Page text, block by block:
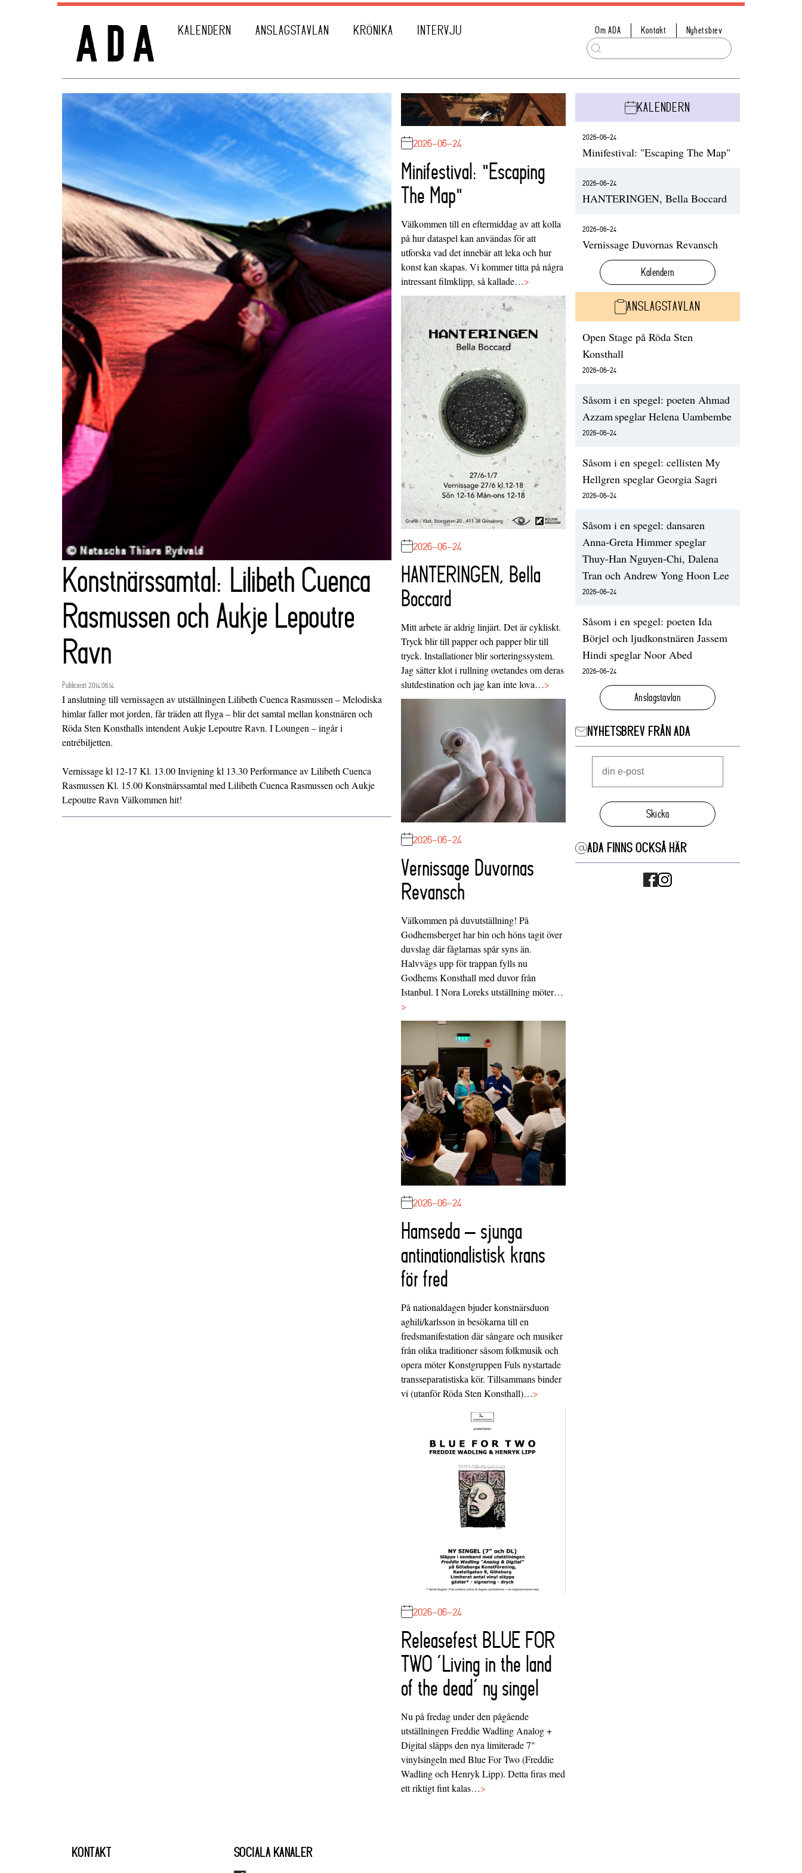
KALENDERN ANSLAGSTAVLAN KRÖNIKA INTERVJU Om ADA Kontakt Nyhetsbrev
Konstnärssamtal: Lilibeth Cuenca
Rasmussen och Aukje Lepoutre
Ravn
Publicerat 2014.06.14
I anslutning till vernissagen av utställningen Lilibeth Cuenca Rasmussen – Melodiska
himlar faller mot jorden, får träden att flyga – blir det samtal mellan konstnären och
Röda Sten Konsthalls intendent Aukje Lepoutre Ravn. I Loungen – ingår i
entrébiljetten.
Vernissage kl 12-17 Kl. 13.00 Invigning kl 13.30 Performance av Lilibeth Cuenca
Rasmussen Kl. 15.00 Konstnärssamtal med Lilibeth Cuenca Rasmussen och Aukje
Lepoutre Ravn Välkommen hit!
2026-06-24
Minifestival: "Escaping
The Map"
Välkommen till en eftermiddag av att kolla
på hur dataspel kan användas för att
utforska vad det innebär att leka och hur
konst kan skapas. Vi kommer titta på några
intressant filmklipp, så kallade…>
2026-06-24
HANTERINGEN, Bella
Boccard
Mitt arbete är aldrig linjärt. Det är cykliskt.
Tryck blir till papper och papper blir till
tryck. Installationer blir sorteringssystem.
Jag sätter klot i rullning ovetandes om deras
slutdestination och jag kan inte lova…>
2026-06-24
Vernissage Duvornas
Revansch
Välkommen på duvutställning! På
Godhemsberget har bin och höns tagit över
duvslag där fåglarnas spår syns än.
Halvvägs upp för trappan fylls nu
Godhems Konsthall med duvor från
Istanbul. I Nora Loreks utställning möter…
>
2026-06-24
Hamseda – sjunga
antinationalistisk krans
för fred
På nationaldagen bjuder konstnärsduon
aghili/karlsson in besökarna till en
fredsmanifestation där sångare och musiker
från olika traditioner såsom folkmusik och
opera möter Konstgruppen Fuls nystartade
transseparatistiska kör. Tillsammans binder
vi (utanför Röda Sten Konsthall)…>
2026-06-24
Releasefest BLUE FOR
TWO ‘Living in the land
of the dead’ ny singel
Nu på fredag under den pågående
utställningen Freddie Wadling Analog +
Digital släpps den nya limiterade 7"
vinylsingeln med Blue For Two (Freddie
Wadling och Henryk Lipp). Detta firas med
ett riktigt fint kalas…>
KALENDERN
2026-06-24
Minifestival: "Escaping The Map"
2026-06-24
HANTERINGEN, Bella Boccard
2026-06-24
Vernissage Duvornas Revansch
Kalendern
ANSLAGSTAVLAN
Open Stage på Röda Sten
Konsthall
2026-06-24
Såsom i en spegel: poeten Ahmad
Azzam speglar Helena Uambembe
2026-06-24
Såsom i en spegel: cellisten My
Hellgren speglar Georgia Sagri
2026-06-24
Såsom i en spegel: dansaren
Anna-Greta Himmer speglar
Thuy-Han Nguyen-Chi, Dalena
Tran och Andrew Yong Hoon Lee
2026-06-24
Såsom i en spegel: poeten Ida
Börjel och ljudkonstnären Jassem
Hindi speglar Noor Abed
2026-06-24
Anslagstavlan
NYHETSBREV FRÅN ADA
Skicka
ADA FINNS OCKSÅ HÄR
KONTAKT SOCIALA KANALER